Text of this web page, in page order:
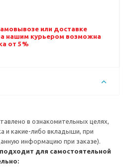
или доставке
нашим курьером возможна
от 5%
в ознакомительных целях,
и какие-либо вкладыши, при
информацию при заказе).
для самостоятельной